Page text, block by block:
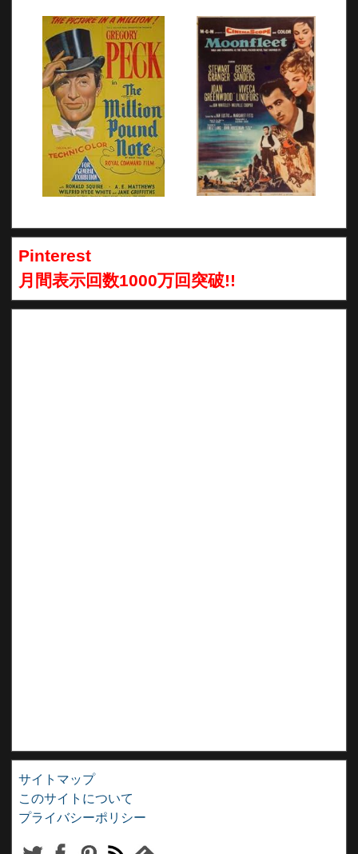
Pinterest
月間表示回数1000万回突破!!
サイトマップ
このサイトについて
プライバシーポリシー